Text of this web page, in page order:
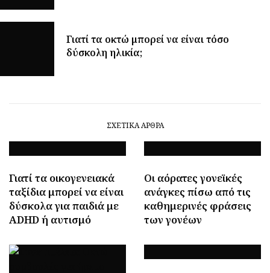
Γιατί τα οκτώ μπορεί να είναι τόσο
δύσκολη ηλικία;
ΣΧΕΤΙΚΆ ΆΡΘΡΑ
Γιατί τα οικογενειακά
ταξίδια μπορεί να είναι
δύσκολα για παιδιά με
ADHD ή αυτισμό
Οι αόρατες γονεϊκές
ανάγκες πίσω από τις
καθημερινές φράσεις
των γονέων